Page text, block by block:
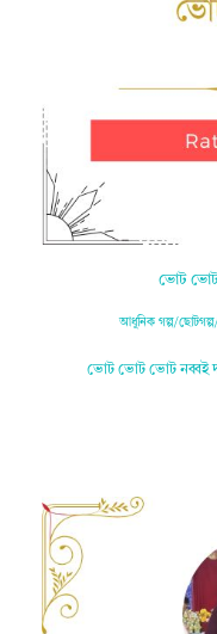
ভোট
আধুনিক গল্প/
ভোট ভোট ভোট নব্বই